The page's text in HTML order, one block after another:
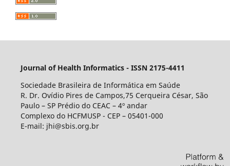
Journal of Health Informatics - ISSN 2175-4411
Sociedade Brasileira de Informática em Saúde
R. Dr. Ovídio Pires de Campos,75 Cerqueira César, São
Paulo – SP Prédio do CEAC – 4º andar
Complexo do HCFMUSP - CEP – 05401-000
E-mail: jhi@sbis.org.br